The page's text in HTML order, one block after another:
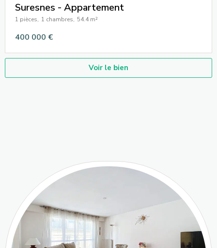
Suresnes - Appartement
1 pièces, 1 chambres, 54.4 m²
400 000 €
Voir le bien